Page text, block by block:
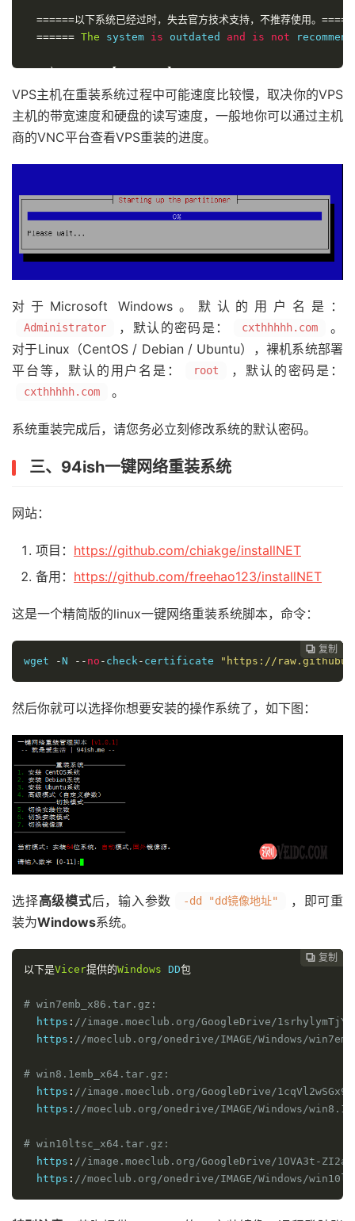
======以下系统已经过时，失去官方技术支持，不推荐使用。
====== The system is outdated and is not
31) Latest 【CentOS 6】
32) Latest 【Debian 8】
33 ) Latest 【 Debian
34 ) Latest 【Ubuntu 14.04】
35) Microsoft 【Windows 10 Lite
38) Microsoft 【Windows_Server_2003】
Custom
Enter the System Identification Nnumber ( for example
VPS主机在重装系统过程中可能速度比较慢，取决你的VPS
主机的带宽速度和硬盘的读写速度，一般地你可以通过主机
商的VNC平台查看VPS重装的进度。
对于Microsoft Windows。默认的用户名是：
Administrator ，默认的密码是： cxthhhhh.com
。
对于Linux（CentOS / Debian / Ubuntu），裸机系统部署
平台等，默认的用户名是：
root ，默认的密码是：
cxthhhhh.com 。
系统重装完成后，请您务必立刻修改系统的默认密码。
三、94ish一键网络重装系统
网站：
项目： https://github.com/chiakge/installNET
备用： https://github.com/freehao123/installNET
这是一个精简版的linux一键网络重装系统脚本，命令：
 复制
 复制
 复制
 复制
 复制
 复制
 复制
 复制
wget
-N -- no - check - certificate "https://
然后你就可以选择你想要安装的操作系统了，如下图：
选择高级模式后，输入参数 -dd "dd镜像地址"
，即可重
装为Windows系统。
 复制
 复制
 复制
 复制
 复制
 复制
 复制
以下是Vicer提供的Windows DD包
# win7emb_x86.tar.gz:
  https
: //image.moeclub.org/GoogleDrive/1srhylymTjYS-
  https
: //moeclub.org/onedrive/IMAGE/Windows/
# win8.1emb_x64.tar.gz:
  https
: //image.moeclub.org/GoogleDrive/
  https
: //moeclub.org/onedrive/IMAGE/Windows/
# win10ltsc_x64.tar.gz:
  https
: //image.moeclub.org/GoogleDrive/1OVA3t-
  https
: //moeclub.org/onedrive/IMAGE/Windows/